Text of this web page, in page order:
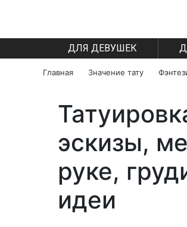
ДЛЯ ДЕВУШЕК
Главная Значение тату
эскизы,
руке,
идеи